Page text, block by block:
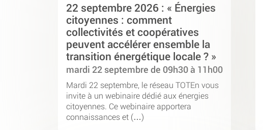
22 septembre 2026 : « Énergies
citoyennes : comment
collectivités et coopératives
peuvent accélérer ensemble la
transition énergétique locale ? »
mardi 22 septembre de 09h30 à 11h00
Mardi 22 septembre, le réseau TOTEn vous
invite à un webinaire dédié aux énergies
citoyennes. Ce webinaire apportera
connaissances et (…)